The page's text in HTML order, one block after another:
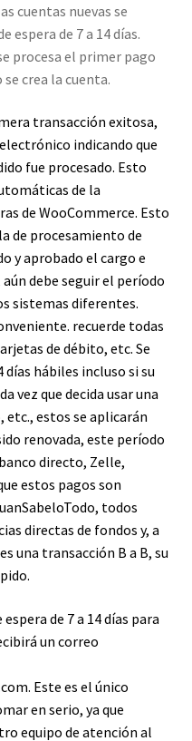
FAQs
cuentas nuevas se
espera de 7 a 14 días.
procesa el primer pago
crea la cuenta.
transacción exitosa,
indicando que
fue procesado. Esto
de la
de WooCommerce. Esto
de procesamiento de
y aprobado el cargo e
debe seguir el período
sistemas diferentes.
recuerde todas
de débito, etc. Se
días hábiles incluso si su
vez que decida usar una
estos se aplicarán
renovada, este período
banco directo, Zelle,
estos pagos son
todos
directas de fondos y, a
una transacción B a B, su
de 7 a 14 días para
un correo
Este es el único
en serio, ya que
equipo de atención al